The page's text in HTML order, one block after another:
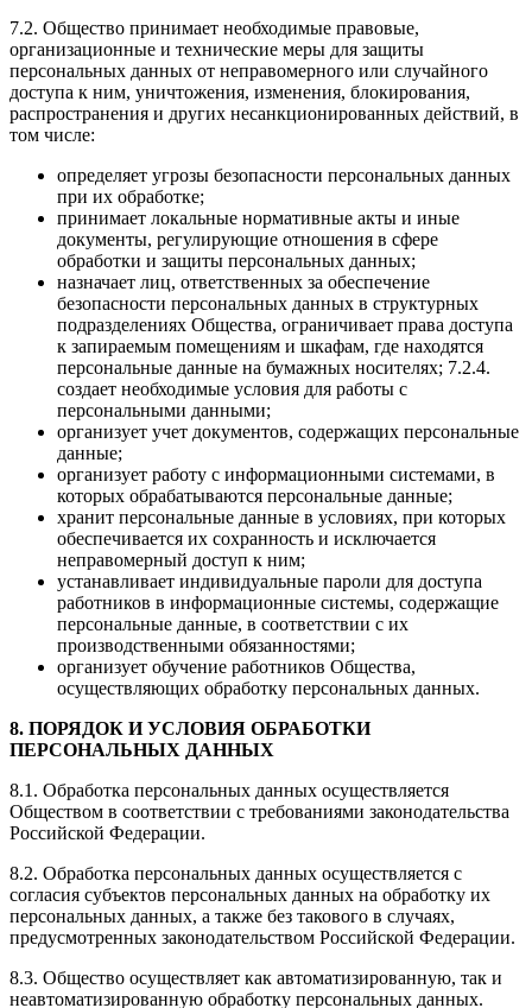
7.2. Общество принимает необходимые правовые,
организационные и технические меры для защиты
персональных данных от неправомерного или случайного
доступа к ним, уничтожения, изменения, блокирования,
распространения и других несанкционированных действий, в
том числе:
определяет угрозы безопасности персональных данных
при их обработке;
принимает локальные нормативные акты и иные
документы, регулирующие отношения в сфере
обработки и защиты персональных данных;
назначает лиц, ответственных за обеспечение
безопасности персональных данных в структурных
подразделениях Общества, ограничивает права доступа
к запираемым помещениям и шкафам, где находятся
персональные данные на бумажных носителях; 7.2.4.
создает необходимые условия для работы с
персональными данными;
организует учет документов, содержащих персональные
данные;
организует работу с информационными системами, в
которых обрабатываются персональные данные;
хранит персональные данные в условиях, при которых
обеспечивается их сохранность и исключается
неправомерный доступ к ним;
устанавливает индивидуальные пароли для доступа
работников в информационные системы, содержащие
персональные данные, в соответствии с их
производственными обязанностями;
организует обучение работников Общества,
осуществляющих обработку персональных данных.
8. ПОРЯДОК И УСЛОВИЯ ОБРАБОТКИ
ПЕРСОНАЛЬНЫХ ДАННЫХ
8.1. Обработка персональных данных осуществляется
Обществом в соответствии с требованиями законодательства
Российской Федерации.
8.2. Обработка персональных данных осуществляется с
согласия субъектов персональных данных на обработку их
персональных данных, а также без такового в случаях,
предусмотренных законодательством Российской Федерации.
8.3. Общество осуществляет как автоматизированную, так и
неавтоматизированную обработку персональных данных.